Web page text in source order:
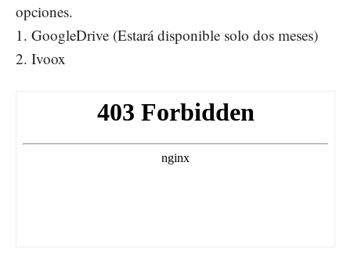
opciones.
1. GoogleDrive (Estará disponible solo dos meses)
2. Ivoox